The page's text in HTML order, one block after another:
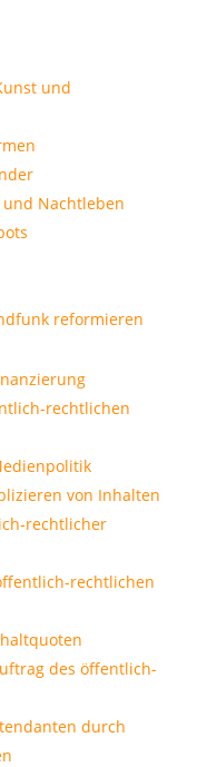
und
Nachtleben
reformieren
rechtlichen
von Inhalten
rechtlicher
rechtlichen
des öffentlich-
durch